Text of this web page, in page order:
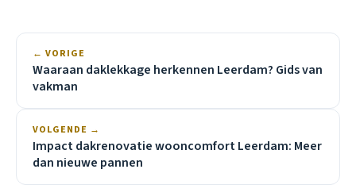
← VORIGE
Waaraan daklekkage herkennen Leerdam? Gids van
vakman
VOLGENDE →
Impact dakrenovatie wooncomfort Leerdam: Meer
dan nieuwe pannen